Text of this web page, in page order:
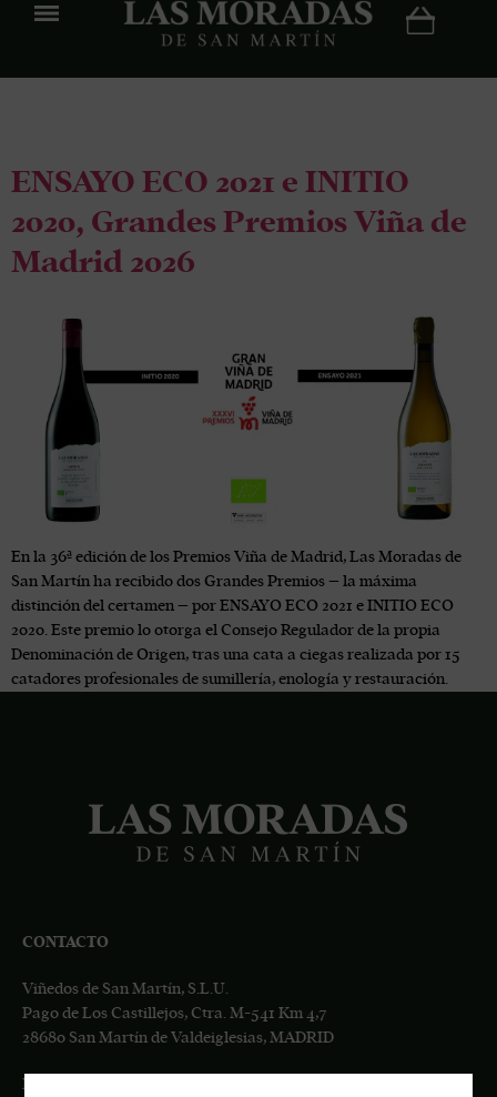
ENSAYO ECO 2021 e INITIO
2020, Grandes Premios Viña de
Madrid 2026
En la 36ª edición de los Premios Viña de Madrid, Las Moradas de
San Martín ha recibido dos Grandes Premios – la máxima
distinción del certamen – por ENSAYO ECO 2021 e INITIO ECO
2020. Este premio lo otorga el Consejo Regulador de la propia
Denominación de Origen, tras una cata a ciegas realizada por 15
catadores profesionales de sumillería, enología y restauración.
CONTACTO
Viñedos de San Martín, S.L.U.
Pago de Los Castillejos, Ctra. M-541 Km 4,7
28680 San Martín de Valdeiglesias, MADRID
Información general: